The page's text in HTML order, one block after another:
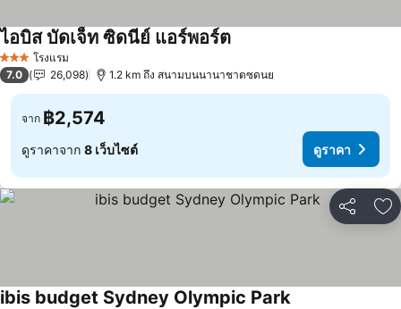
3 ดาว โรงแรม
ไอบิส บัดเจ็ท ซิดนีย์ แอร์พอร์ต
7.0 26,098 1.2 km ถึง สนามบนนานาชาตซดนย
จาก ฿2,574
ดูราคาจาก 8 เว็บไซต์ ดูราคา
แชร์ เ
ibis budget Sydney Olympic Park